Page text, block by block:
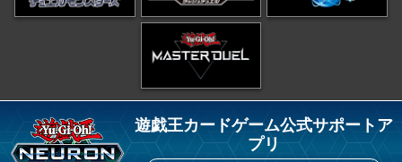
遊戯王カードゲーム公式サポートア
プリ